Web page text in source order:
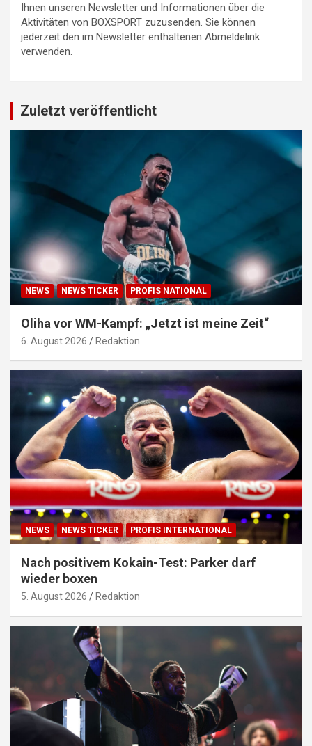
Ihnen unseren Newsletter und Informationen über die
Aktivitäten von BOXSPORT zuzusenden. Sie können
jederzeit den im Newsletter enthaltenen Abmeldelink
verwenden.
Zuletzt veröffentlicht
NEWS NEWS TICKER PROFIS NATIONAL
Oliha vor WM-Kampf: „Jetzt ist meine Zeit“
6. August 2026 Redaktion
NEWS NEWS TICKER PROFIS INTERNATIONAL
Nach positivem Kokain-Test: Parker darf
wieder boxen
5. August 2026 Redaktion